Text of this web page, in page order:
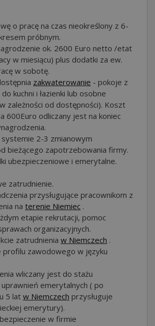
o pracę na czas nieokreślony z 6-
próbnym.
ok. 2600 Euro netto /etat
w miesiącu) plus dodatki za ew.
w sobotę.
zakwaterowanie - pokoje z
kuchni i łazienki lub osobne
zależności od dostępności). Koszt
600Euro odliczany jest na koniec
2-3 zmianowym
bieżącego zapotrzebowania firmy.
ubezpieczeniowe i emerytalne.
zatrudnienie.
przysługujące pracownikom z
na terenie Niemiec .
etapie rekrutacji, pomoc
organizacyjnych.
zatrudnienia w Niemczech .
profilu zawodowego w języku
wliczany jest do stażu
emerytalnych ( po
5 lat w Niemczech przysługuje
emerytury).
w firmie